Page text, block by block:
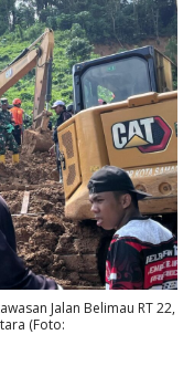
Jalan Belimau RT 22,
(Foto: